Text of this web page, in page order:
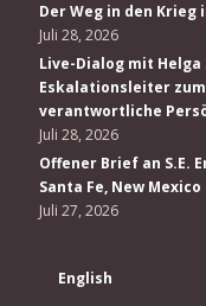
Der Weg in den
Juli 28, 2026
Live-Dialog mit Helga
Eskalationsleiter
verantwortliche
Juli 28, 2026
Offener Brief an S.E.
Santa Fe, New Mexico
Juli 27, 2026
English